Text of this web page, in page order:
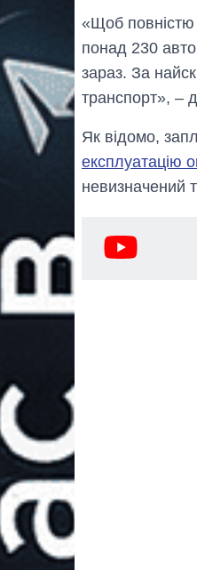
«Щоб повністю
понад 230
зараз. За
транспорт», –
Як відомо,
експлуатацію
невизначений